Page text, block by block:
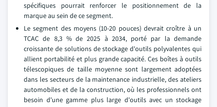
spécifiques pourrait renforcer le positionnement de la
marque au sein de ce segment.
Le segment des moyens (10-20 pouces) devrait croître à un
TCAC de 8,3 % de 2025 à 2034, porté par la demande
croissante de solutions de stockage d'outils polyvalentes qui
allient portabilité et plus grande capacité. Ces boîtes à outils
télescopiques de taille moyenne sont largement adoptées
dans les secteurs de la maintenance industrielle, des ateliers
automobiles et de la construction, où les professionnels ont
besoin d'une gamme plus large d'outils avec un stockage